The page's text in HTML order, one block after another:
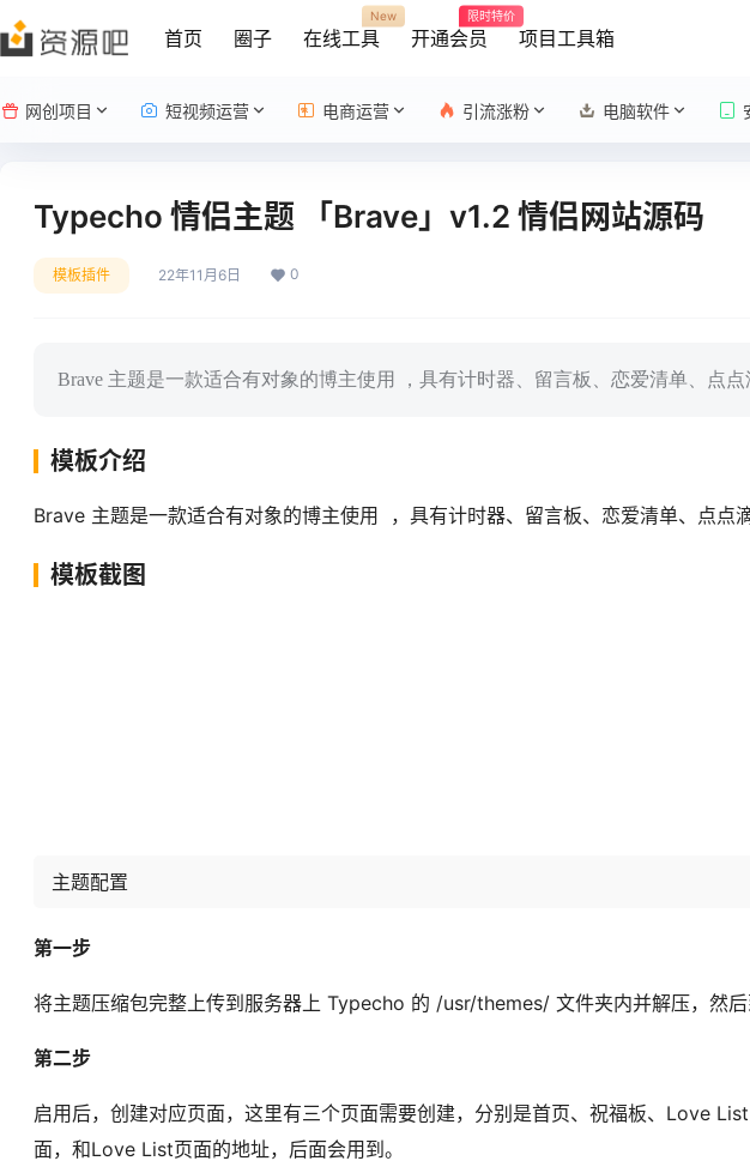
首页 圈子 在线工具
New
开通会员
限时特价
项目工具箱
网创项目 短视频运营 电商运营 引流涨粉 电脑软件
Typecho 情侣主题 「Brave」v1.2 情侣网站源码
模板插件 22年11月6日 0
Brave 主题是一款适合有对象的博主使用 ，具有计时器、留言板、恋爱清单、点点
模板介绍
Brave 主题是一款适合有对象的博主使用 ，具有计时器、留言板、恋爱清单、点点
模板截图
主题配置
第一步
将主题压缩包完整上传到服务器上 Typecho 的 /usr/themes/ 文件夹内并解压，然
第二步
启用后，创建对应页面，这里有三个页面需要创建，分别是首页、祝福板、Love
面，和Love List页面的地址，后面会用到。